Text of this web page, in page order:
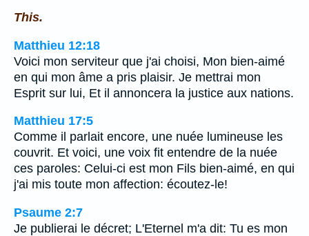
This.
Matthieu 12:18
Voici mon serviteur que j'ai choisi, Mon bien-aimé
en qui mon âme a pris plaisir. Je mettrai mon
Esprit sur lui, Et il annoncera la justice aux nations.
Matthieu 17:5
Comme il parlait encore, une nuée lumineuse les
couvrit. Et voici, une voix fit entendre de la nuée
ces paroles: Celui-ci est mon Fils bien-aimé, en qui
j'ai mis toute mon affection: écoutez-le!
Psaume 2:7
Je publierai le décret; L'Eternel m'a dit: Tu es mon